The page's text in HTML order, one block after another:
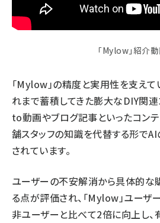
「Mylow」紹介
「Mylow」の精度と実用性を支え
れまで蓄積してきた膨大なDIY関連
to動画やブログ記事といったコン
舗スタッフの知識を代替する形で
されています。
ユーザーの不安解消から具体的な
る点が評価され、「Mylow」ユーザ
非ユーザーと比べて2倍に向上し、